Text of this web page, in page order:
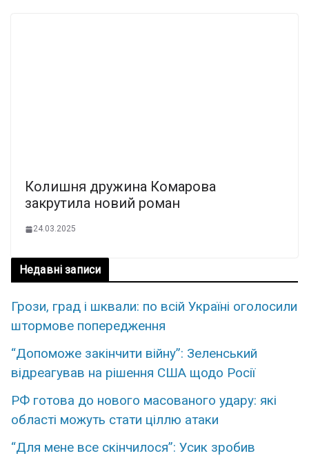
Колишня дружина Комарова
закрутила новий роман
24.03.2025
Недавні записи
Грози, град і шквали: по всій Україні оголосили
штормове попередження
“Допоможе закінчити війну”: Зеленський
відреагував на рішення США щодо Росії
РФ готова до нового масованого удару: які
області можуть стати ціллю атаки
“Для мене все скінчилося”: Усик зробив